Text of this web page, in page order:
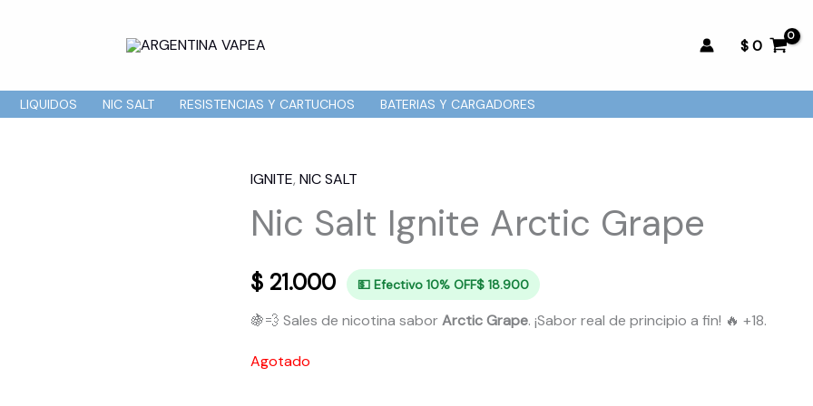
$0
LIQUIDOS NIC SALT RESISTENCIAS Y CARTUCHOS BATERIAS Y CARGADORES
IGNITE,NIC SALT
Nic Salt Ignite Arctic Grape
$ 21.000 💵 Efectivo 10% OFF$ 18.900
🍇💨 Sales de nicotina saborArctic Grape. ¡Sabor real de principio a fin! 🔥 +18.
Agotado